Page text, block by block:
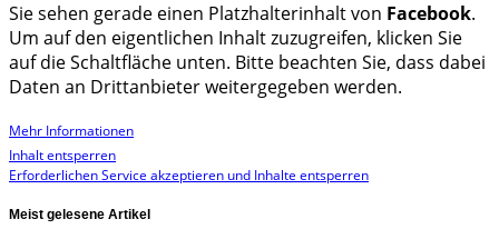
Sie sehen gerade einen Platzhalterinhalt von Facebook.
Um auf den eigentlichen Inhalt zuzugreifen, klicken Sie
auf die Schaltfläche unten. Bitte beachten Sie, dass dabei
Daten an Drittanbieter weitergegeben werden.
Mehr Informationen
Inhalt entsperren
Erforderlichen Service akzeptieren und Inhalte entsperren
Meist gelesene Artikel